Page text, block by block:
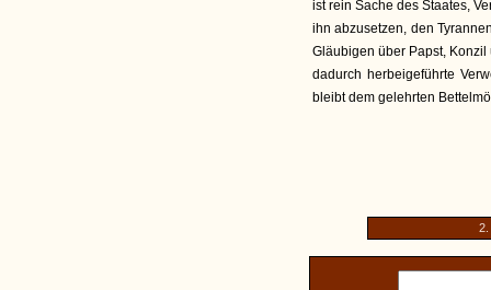
ist rein Sache des Staates,
ihn abzusetzen, den
Gläubigen über Papst,
dadurch herbeigeführte
bleibt dem gelehrten
2.